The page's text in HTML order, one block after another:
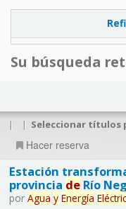
Su búsqueda
| | Seleccionar títulos
Hacer reserva
Estación
provincia deRío
por Agua y Energía